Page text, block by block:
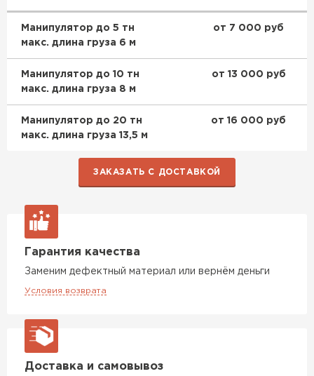
Манипулятор до 5 тн
макс. длина груза 6 м
от 7 000 руб
Манипулятор до 10 тн
макс. длина груза 8 м
от 13 000 руб
Манипулятор до 20 тн
макс. длина груза 13,5 м
от 16 000 руб
ЗАКАЗАТЬ С ДОСТАВКОЙ
Гарантия качества
Заменим дефектный материал или вернём деньги
Условия возврата
Доставка и самовывоз